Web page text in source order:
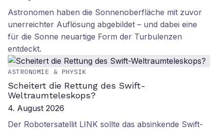
Astronomen haben die Sonnenoberfläche mit zuvor
unerreichter Auflösung abgebildet – und dabei eine
für die Sonne neuartige Form der Turbulenzen
entdeckt.
ASTRONOMIE & PHYSIK
Scheitert die Rettung des Swift-
Weltraumteleskops?
4. August 2026
Der Robotersatellit LINK sollte das absinkende Swift-